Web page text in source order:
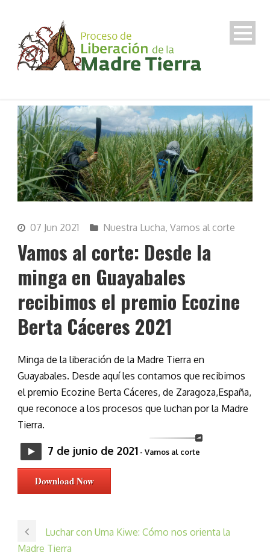
07 Jun 2021 Nuestra Lucha, Vamos al corte
Vamos al corte: Desde la
minga en Guayabales
recibimos el premio Ecozine
Berta Cáceres 2021
Minga de la liberación de la Madre Tierra en
Guayabales. Desde aquí les contamos que recibimos
el premio Ecozine Berta Cáceres, de Zaragoza,España,
que reconoce a los procesos que luchan por la Madre
Tierra.
7 de junio de 2021 - Vamos al corte
Download Now
Luchar con Uma Kiwe: Cómo nos orienta la
Madre Tierra